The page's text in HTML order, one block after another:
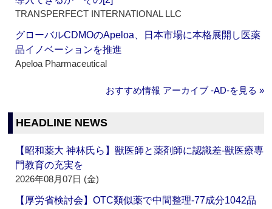
TRANSPERFECT INTERNATIONAL LLC
グローバルCDMOのApeloa、日本市場に本格展開し医薬
品イノベーションを推進
Apeloa Pharmaceutical
おすすめ情報 アーカイブ ‐AD‐を見る »
HEADLINE NEWS
【昭和薬大 神林氏ら】獣医師と薬剤師に認識差‐獣医療専
門教育の充実を
2026年08月07日 (金)
【厚労省検討会】OTC類似薬で中間整理‐77成分1042品